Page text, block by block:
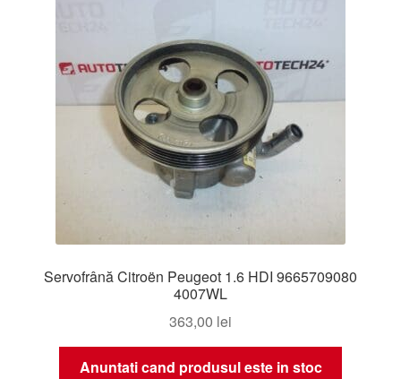
Servofrână Citroën Peugeot 1.6 HDI 9665709080
4007WL
363,00 lei
Anuntati cand produsul este in stoc